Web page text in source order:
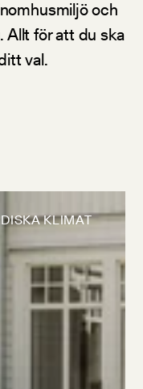
och
Allt för att du ska
val.
KLIMAT